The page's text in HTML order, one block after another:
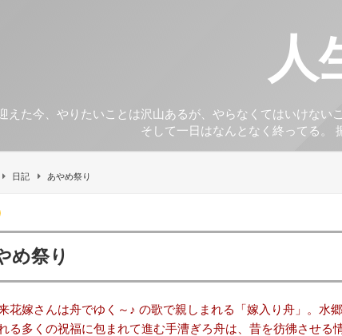
人
えた今、やりたいことは沢山あるが、やらなくてはいけない
そして一日はなんとなく終ってる。
日記 あやめ祭り
め祭り
花嫁さんは舟でゆく～♪ の歌で親しまれる「嫁入り舟」。水
る多くの祝福に包まれて進む手漕ぎろ舟は、昔を彷彿させる